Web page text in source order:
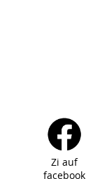
Zi auf
facebook